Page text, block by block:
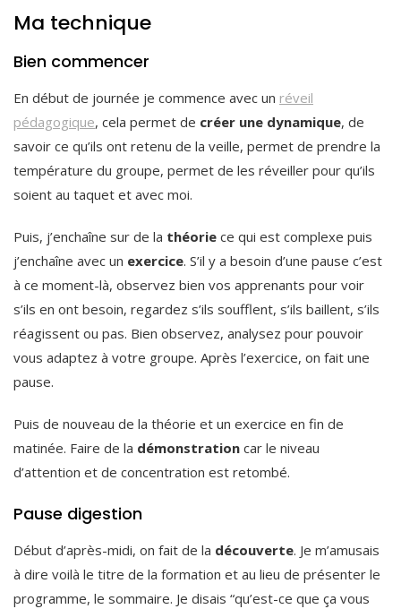
Ma technique
Bien commencer
En début de journée je commence avec un réveil
pédagogique, cela permet de créer une dynamique, de
savoir ce qu’ils ont retenu de la veille, permet de prendre la
température du groupe, permet de les réveiller pour qu’ils
soient au taquet et avec moi.
Puis, j’enchaîne sur de la théorie ce qui est complexe puis
j’enchaîne avec un exercice. S’il y a besoin d’une pause c’est
à ce moment-là, observez bien vos apprenants pour voir
s’ils en ont besoin, regardez s’ils soufflent, s’ils baillent, s’ils
réagissent ou pas. Bien observez, analysez pour pouvoir
vous adaptez à votre groupe. Après l’exercice, on fait une
pause.
Puis de nouveau de la théorie et un exercice en fin de
matinée. Faire de la démonstration car le niveau
d’attention et de concentration est retombé.
Pause digestion
Début d’après-midi, on fait de la découverte. Je m’amusais
à dire voilà le titre de la formation et au lieu de présenter le
programme, le sommaire. Je disais “qu’est-ce que ça vous